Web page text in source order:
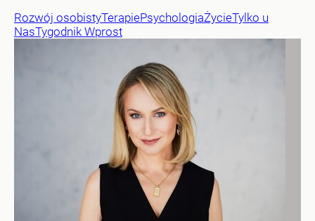
Rozwój osobistyTerapiePsychologiaŻycieTylko u
NasTygodnik Wprost